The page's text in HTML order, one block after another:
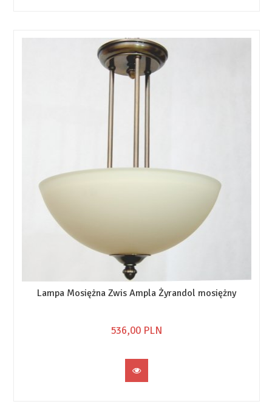
Lampa Mosiężna Zwis Ampla Żyrandol mosiężny
536,00 PLN